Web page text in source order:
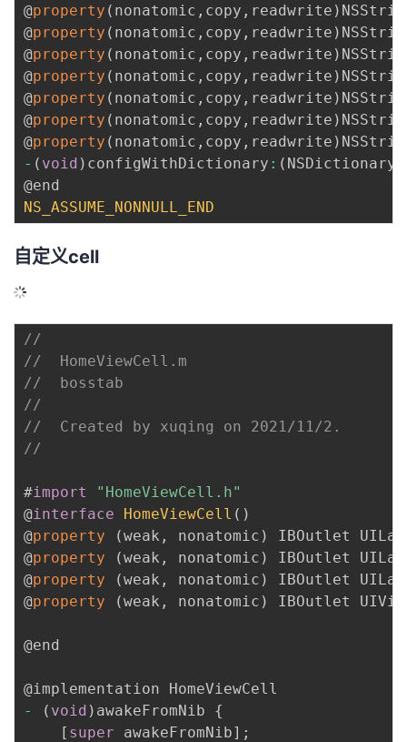
@property ( nonatomic , copy , readwrite )
@property ( nonatomic , copy , readwrite )
@property ( nonatomic , copy , readwrite )
@property ( nonatomic , copy , readwrite )
@property ( nonatomic , copy , readwrite )
@property ( nonatomic , copy , readwrite )
@property ( nonatomic , copy , readwrite )
- ( void ) configWithDictionary : ( NSDictionary
NS_ASSUME_NONNULL_END
自定义cell
//
//  HomeViewCell.m
//  bosstab
//
//  Created by xuqing on 2021/11/2.
//
#import
"HomeViewCell.h"
@interface HomeViewCell ( )
@property (weak , nonatomic )
IBOutlet
@property (weak , nonatomic )
IBOutlet
@property (weak , nonatomic )
IBOutlet
@property (weak , nonatomic ) IBOutlet
@end
-
( void ) awakeFromNib {
[ super awakeFromNib] ;